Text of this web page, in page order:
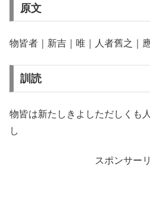
原文
物皆者｜新吉｜唯｜人者舊之｜
訓読
物皆は新たしきよしただしくも
し
スポンサー